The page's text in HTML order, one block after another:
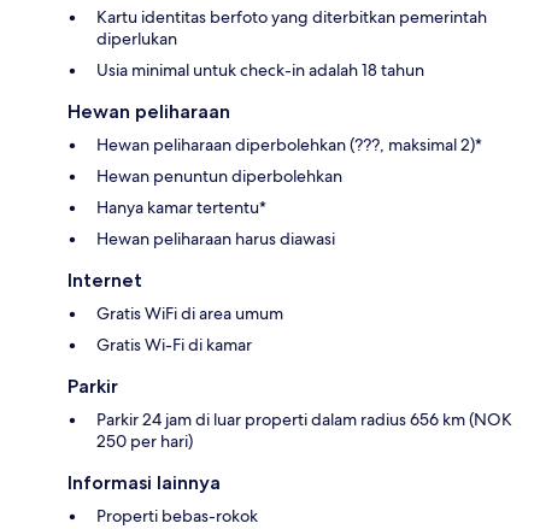
Kartu identitas berfoto yang diterbitkan pemerintah
diperlukan
Usia minimal untuk check-in adalah 18 tahun
Hewan peliharaan
Hewan peliharaan diperbolehkan (???, maksimal 2)*
Hewan penuntun diperbolehkan
Hanya kamar tertentu*
Hewan peliharaan harus diawasi
Internet
Gratis WiFi di area umum
Gratis Wi-Fi di kamar
Parkir
Parkir 24 jam di luar properti dalam radius 656 km (NOK
250 per hari)
Informasi lainnya
Properti bebas-rokok